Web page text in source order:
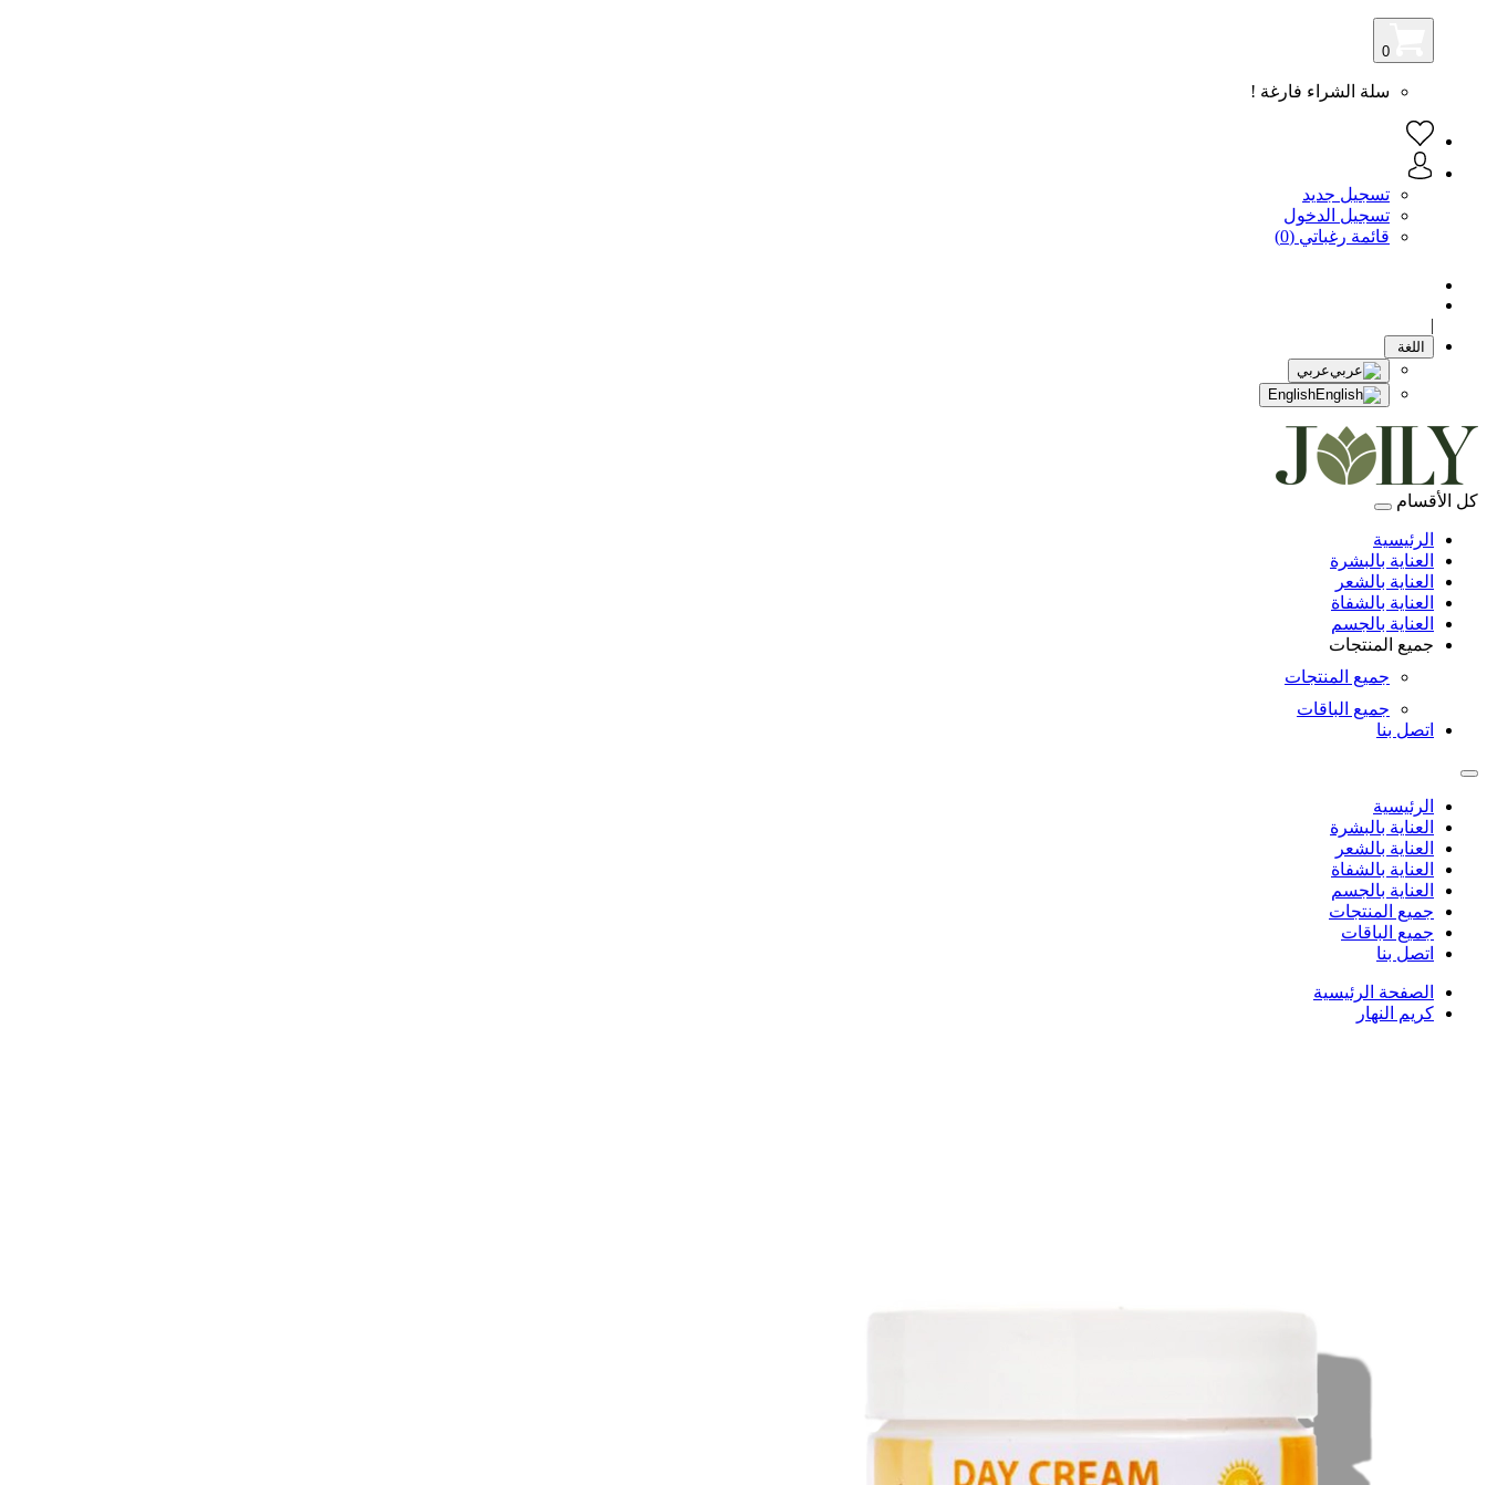
0
سلة الشراء فارغة !
تسجيل جديد
تسجيل الدخول
قائمة رغباتي (0)
|
اللغة
عربي
English
كل الأقسام
الرئيسية
العناية بالبشرة
العناية بالشعر
العناية بالشفاة
العناية بالجسم
جميع المنتجات
جميع المنتجات
جميع الباقات
اتصل بنا
الرئيسية
العناية بالبشرة
العناية بالشعر
العناية بالشفاة
العناية بالجسم
جميع المنتجات
جميع الباقات
اتصل بنا
الصفحة الرئيسية
كريم النهار